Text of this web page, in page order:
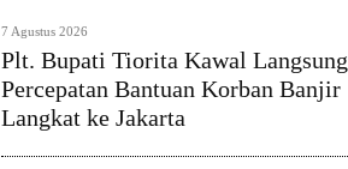
7 Agustus 2026
Plt. Bupati Tiorita Kawal Langsung
Percepatan Bantuan Korban Banjir
Langkat ke Jakarta